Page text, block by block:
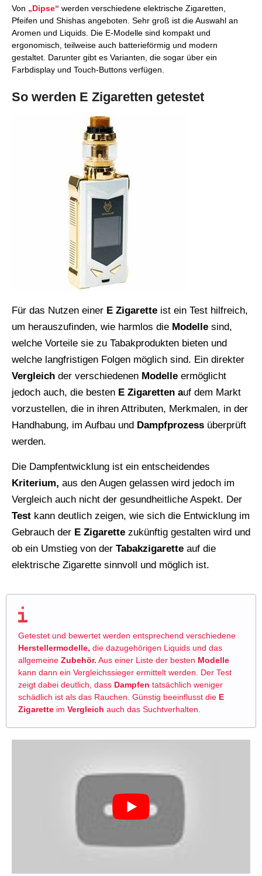
Von „Dipse“ werden verschiedene elektrische Zigaretten,
Pfeifen und Shishas angeboten. Sehr groß ist die Auswahl an
Aromen und Liquids. Die E-Modelle sind kompakt und
ergonomisch, teilweise auch batterieförmig und modern
gestaltet. Darunter gibt es Varianten, die sogar über ein
Farbdisplay und Touch-Buttons verfügen.
So werden E Zigaretten getestet
Für das Nutzen einer E Zigarette ist ein Test hilfreich,
um herauszufinden, wie harmlos die Modelle sind,
welche Vorteile sie zu Tabakprodukten bieten und
welche langfristigen Folgen möglich sind. Ein direkter
Vergleich der verschiedenen Modelle ermöglicht
jedoch auch, die besten E Zigaretten auf dem Markt
vorzustellen, die in ihren Attributen, Merkmalen, in der
Handhabung, im Aufbau und Dampfprozess überprüft
werden.
Die Dampfentwicklung ist ein entscheidendes
Kriterium, aus den Augen gelassen wird jedoch im
Vergleich auch nicht der gesundheitliche Aspekt. Der
Test kann deutlich zeigen, wie sich die Entwicklung im
Gebrauch der E Zigarette zukünftig gestalten wird und
ob ein Umstieg von der Tabakzigarette auf die
elektrische Zigarette sinnvoll und möglich ist.
Getestet und bewertet werden entsprechend verschiedene
Herstellermodelle, die dazugehörigen Liquids und das
allgemeine Zubehör. Aus einer Liste der besten Modelle
kann dann ein Vergleichssieger ermittelt werden. Der Test
zeigt dabei deutlich, dass Dampfen tatsächlich weniger
schädlich ist als das Rauchen. Günstig beeinflusst die E
Zigarette im Vergleich auch das Suchtverhalten.